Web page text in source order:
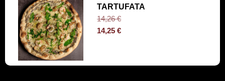
TARTUFATA
14,26€
14,25€